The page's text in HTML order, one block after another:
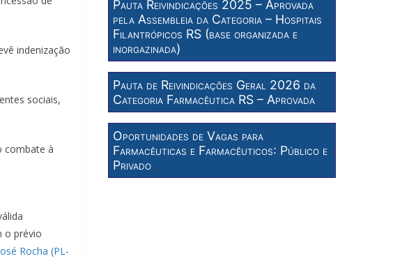
indenização
sociais,
combate à
o prévio
Rocha (PL-
Pauta Reivindicações 2025 – Aprovada
pela Assembleia da Categoria – Hospitais
Filantrópicos RS (base organizada e
inorgazinada)
Pauta de Reivindicações Geral 2026 da
Categoria Farmacêutica RS – Aprovada
Oportunidades de Vagas para
Farmacêuticas e Farmacêuticos: Público e
Privado